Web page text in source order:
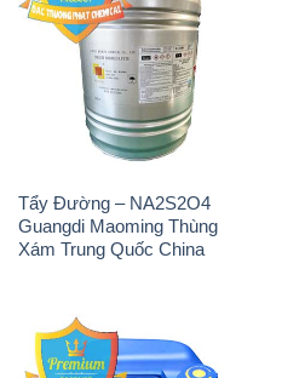
Tẩy Đường – NA2S2O4
Guangdi Maoming Thùng
Xám Trung Quốc China